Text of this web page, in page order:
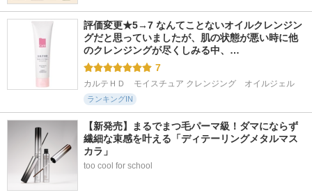
評価変更★5→7 なんてことないオイルクレンジン
グだと思っていましたが、肌の状態が悪い時に他
のクレンジングが尽くしみる中、…
7
カルテＨＤ　モイスチュア クレンジング　オイルジェル
ランキングIN
【新発売】まるでまつ毛パーマ級！ダマにならず
繊細な束感を叶える「ディテーリングメタルマス
カラ」
too cool for school